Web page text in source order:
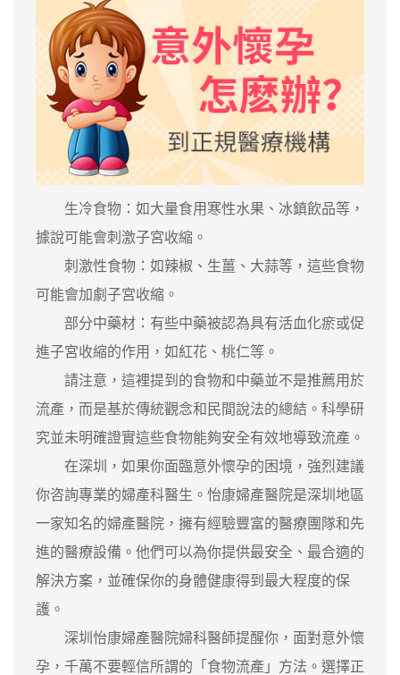
生冷食物：如大量食用寒性水果、冰鎮飲品等，
據說可能會刺激子宮收縮。
刺激性食物：如辣椒、生薑、大蒜等，這些食物
可能會加劇子宮收縮。
部分中藥材：有些中藥被認為具有活血化瘀或促
進子宮收縮的作用，如紅花、桃仁等。
請注意，這裡提到的食物和中藥並不是推薦用於
流產，而是基於傳統觀念和民間說法的總結。科學研
究並未明確證實這些食物能夠安全有效地導致流產。
在深圳，如果你面臨意外懷孕的困境，強烈建議
你咨詢專業的婦產科醫生。怡康婦產醫院是深圳地區
一家知名的婦產醫院，擁有經驗豐富的醫療團隊和先
進的醫療設備。他們可以為你提供最安全、最合適的
解決方案，並確保你的身體健康得到最大程度的保
護。
深圳怡康婦產醫院婦科醫師提醒你，面對意外懷
孕，千萬不要輕信所謂的「食物流產」方法。選擇正